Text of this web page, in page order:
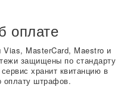
оплате
MasterCard, Maestro и
защищены по стандарту
хранит квитанцию в
оплату штрафов.